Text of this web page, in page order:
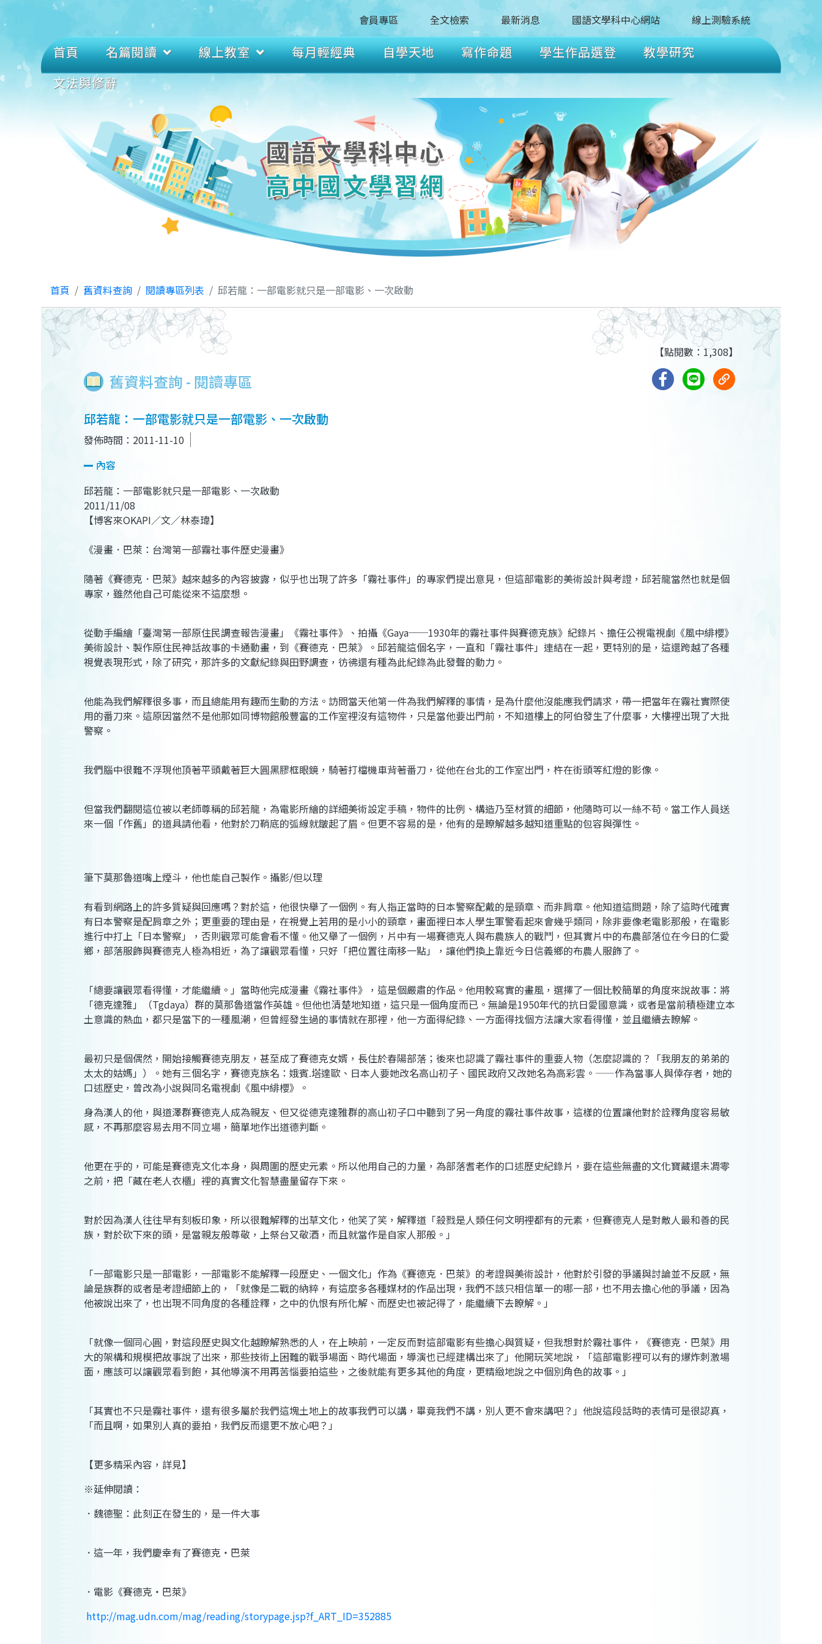
會員專區 全文檢索 最新消息 國語文學科中心網站 線上測驗系統
首頁 名篇閱讀 線上教室 每月輕經典 自學天地 寫作命題 學生作品選登
教學研究
文法與修辭
首頁 舊資料查詢 閱讀專區列表 邱若龍：一部電影就只是一部電影、一次啟動
舊資料查詢 - 閱讀專區
【點閱數：1,308】
邱若龍：一部電影就只是一部電影、一次啟動
發佈時間：2011-11-10
內容
邱若龍：一部電影就只是一部電影、一次啟動
2011/11/08
【博客來OKAPI／文／林泰瑋】
《漫畫．巴萊：台灣第一部霧社事件歷史漫畫》
隨著《賽德克．巴萊》越來越多的內容披露，似乎也出現了許多「霧社事件」的專家們提出意見，但這部電影的美術設計與考證，邱若龍當然也就是個
專家，雖然他自己可能從來不這麼想。
從動手編繪「臺灣第一部原住民調查報告漫畫」《霧社事件》、拍攝《Gaya──1930年的霧社事件與賽德克族》紀錄片、擔任公視電視劇《風中緋櫻》
美術設計、製作原住民神話故事的卡通動畫，到《賽德克．巴萊》。邱若龍這個名字，一直和「霧社事件」連結在一起，更特別的是，這還跨越了各種
視覺表現形式，除了研究，那許多的文獻紀錄與田野調查，彷彿還有種為此紀錄為此發聲的動力。
他能為我們解釋很多事，而且總能用有趣而生動的方法。訪問當天他第一件為我們解釋的事情，是為什麼他沒能應我們請求，帶一把當年在霧社實際使
用的番刀來。這原因當然不是他那如同博物館般豐富的工作室裡沒有這物件，只是當他要出門前，不知道樓上的阿伯發生了什麼事，大樓裡出現了大批
警察。
我們腦中很難不浮現他頂著平頭戴著巨大圓黑膠框眼鏡，騎著打檔機車背著番刀，從他在台北的工作室出門，杵在街頭等紅燈的影像。
但當我們翻閱這位被以老師尊稱的邱若龍，為電影所繪的詳細美術設定手稿，物件的比例、構造乃至材質的細節，他隨時可以一絲不苟。當工作人員送
來一個「作舊」的道具請他看，他對於刀鞘底的弧線就皺起了眉。但更不容易的是，他有的是瞭解越多越知道重點的包容與彈性。
筆下莫那魯道嘴上煙斗，他也能自己製作。攝影/但以理
有看到網路上的許多質疑與回應嗎？對於這，他很快舉了一個例。有人指正當時的日本警察配戴的是頸章、而非肩章。他知道這問題，除了這時代確實
有日本警察是配肩章之外；更重要的理由是，在視覺上若用的是小小的頸章，畫面裡日本人學生軍警看起來會幾乎類同，除非要像老電影那般，在電影
進行中打上「日本警察」，否則觀眾可能會看不懂。他又舉了一個例，片中有一場賽德克人與布農族人的戰鬥，但其實片中的布農部落位在今日的仁愛
鄉，部落服飾與賽德克人極為相近，為了讓觀眾看懂，只好「把位置往南移一點」，讓他們換上靠近今日信義鄉的布農人服飾了。
「總要讓觀眾看得懂，才能繼續。」當時他完成漫畫《霧社事件》，這是個嚴肅的作品。他用較寫實的畫風，選擇了一個比較簡單的角度來說故事：將
「德克達雅」（Tgdaya）群的莫那魯道當作英雄。但他也清楚地知道，這只是一個角度而已。無論是1950年代的抗日愛國意識，或者是當前積極建立本
土意識的熱血，都只是當下的一種風潮，但曾經發生過的事情就在那裡，他一方面得紀錄、一方面得找個方法讓大家看得懂，並且繼續去瞭解。
最初只是個偶然，開始接觸賽德克朋友，甚至成了賽德克女婿，長住於春陽部落；後來也認識了霧社事件的重要人物（怎麼認識的？「我朋友的弟弟的
太太的姑媽」）。她有三個名字，賽德克族名：娥賓.塔達歐、日本人要她改名高山初子、國民政府又改她名為高彩雲。——作為當事人與倖存者，她的
口述歷史，曾改為小說與同名電視劇《風中緋櫻》。
身為漢人的他，與道澤群賽德克人成為親友、但又從德克達雅群的高山初子口中聽到了另一角度的霧社事件故事，這樣的位置讓他對於詮釋角度容易敏
感，不再那麼容易去用不同立場，簡單地作出道德判斷。
他更在乎的，可能是賽德克文化本身，與周圍的歷史元素。所以他用自己的力量，為部落耆老作的口述歷史紀錄片，要在這些無盡的文化寶藏還未凋零
之前，把「藏在老人衣櫃」裡的真實文化智慧盡量留存下來。
對於因為漢人往往早有刻板印象，所以很難解釋的出草文化，他笑了笑，解釋道「殺戮是人類任何文明裡都有的元素，但賽德克人是對敵人最和善的民
族，對於砍下來的頭，是當親友般尊敬，上祭台又敬酒，而且就當作是自家人那般。」
「一部電影只是一部電影，一部電影不能解釋一段歷史、一個文化」作為《賽德克．巴萊》的考證與美術設計，他對於引發的爭議與討論並不反感，無
論是族群的或者是考證細節上的，「就像是二戰的納粹，有這麼多各種媒材的作品出現，我們不該只相信單一的哪一部，也不用去擔心他的爭議，因為
他被說出來了，也出現不同角度的各種詮釋，之中的仇恨有所化解、而歷史也被記得了，能繼續下去瞭解。」
「就像一個同心圓，對這段歷史與文化越瞭解熟悉的人，在上映前，一定反而對這部電影有些擔心與質疑，但我想對於霧社事件，《賽德克．巴萊》用
大的架構和規模把故事說了出來，那些技術上困難的戰爭場面、時代場面，導演也已經建構出來了」他開玩笑地說，「這部電影裡可以有的爆炸刺激場
面，應該可以讓觀眾看到飽，其他導演不用再苦惱要拍這些，之後就能有更多其他的角度，更精緻地說之中個別角色的故事。」
「其實也不只是霧社事件，還有很多屬於我們這塊土地上的故事我們可以講，畢竟我們不講，別人更不會來講吧？」他說這段話時的表情可是很認真，
「而且啊，如果別人真的要拍，我們反而還更不放心吧？」
【更多精采內容，詳見】
※延伸閱讀：
．魏德聖：此刻正在發生的，是一件大事
．這一年，我們慶幸有了賽德克‧巴萊
．電影《賽德克‧巴萊》
http://mag.udn.com/mag/reading/storypage.jsp?f_ART_ID=352885